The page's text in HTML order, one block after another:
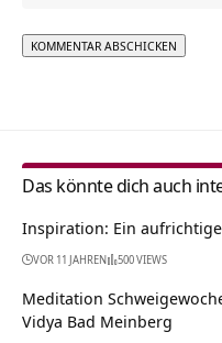
Das könnte dich auch
Inspiration: Ein
VOR 11 JAHREN 500 VIEWS
Meditation
Vidya Bad Meinberg